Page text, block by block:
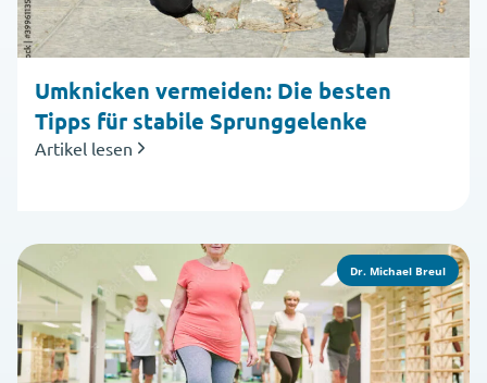
Umknicken vermeiden: Die besten
Tipps für stabile Sprunggelenke
Artikel lesen
Dr. Michael Breul